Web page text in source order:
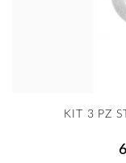
KIT 3 PZ